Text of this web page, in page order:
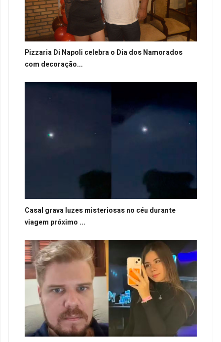
Pizzaria Di Napoli celebra o Dia dos Namorados
com decoração...
Casal grava luzes misteriosas no céu durante
viagem próximo ...